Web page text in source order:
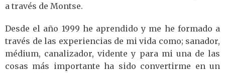
a través de Montse.
Desde el año 1999 he aprendido y me he formado a
través de las experiencias de mi vida como; sanador,
médium, canalizador, vidente y para mi una de las
cosas más importante ha sido convertirme en un